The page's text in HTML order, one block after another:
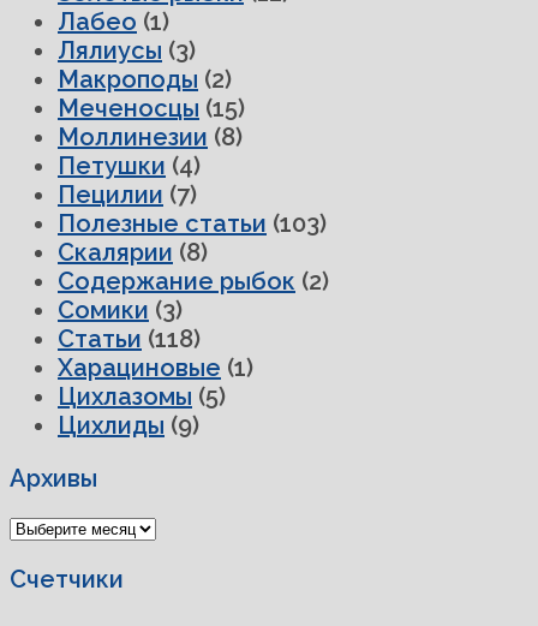
Лабео (1)
Лялиусы (3)
Макроподы (2)
Меченосцы (15)
Моллинезии (8)
Петушки (4)
Пецилии (7)
Полезные статьи (103)
Скалярии (8)
Содержание рыбок (2)
Сомики (3)
Статьи (118)
Харациновые (1)
Цихлазомы (5)
Цихлиды (9)
Архивы
Архивы
Счетчики